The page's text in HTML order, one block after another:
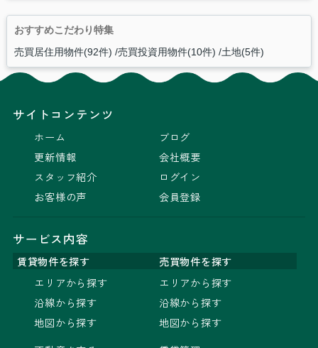
おすすめこだわり特集
売買居住用物件(92件) 売買投資用物件(10件) 土地(5件)
サイトコンテンツ
ホーム
更新情報
スタッフ紹介
お客様の声
ブログ
会社概要
ログイン
会員登録
サービス内容
賃貸物件を探す
売買物件を探す
エリアから探す
沿線から探す
地図から探す
エリアから探す
沿線から探す
地図から探す